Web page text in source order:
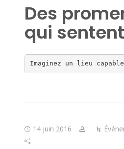
Des
qui
Imaginez un lieu
14 juin 2016